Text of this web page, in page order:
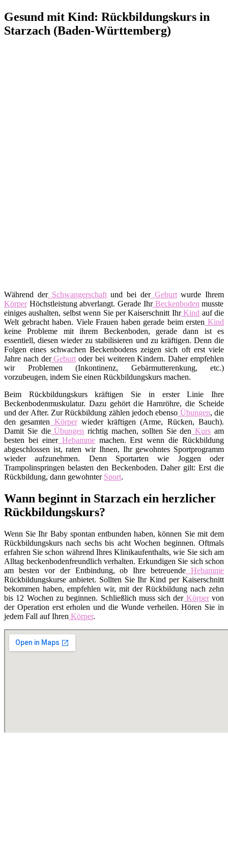
Gesund mit Kind: Rückbildungskurs in
Starzach (Baden-Württemberg)
Während derSchwangerschaftund bei derGeburtwurde Ihrem
KörperHöchstleistung abverlangt. Gerade IhrBeckenboden musste
einiges aushalten, selbst wenn Sie per Kaiserschnitt IhrKind auf die
Welt gebracht haben. Viele Frauen haben gerade beim ersten Kind
keine Probleme mit ihrem Beckenboden, gerade dann ist es
essentiell, diesen wieder zu stabilisieren und zu kräftigen. Denn die
Folgen eines schwachen Beckenbodens zeigen sich oft erst viele
Jahre nach derGeburt oder bei weiteren Kindern. Daher empfehlen
wir Problemen (Inkontinenz, Gebärmutterenkung, etc.)
vorzubeugen, indem Sie einen Rückbildungskurs machen.
Beim Rückbildungskurs kräftigen Sie in erster Linie Ihre
Beckenbodenmuskulatur. Dazu gehört die Harnröhre, die Scheide
und der After. Zur Rückbildung zählen jedoch ebenso Übungen, die
den gesamten Körperwieder kräftigen (Arme, Rücken, Bauch).
Damit Sie dieÜbungen richtig machen, sollten Sie den Kurs am
besten bei einerHebammemachen. Erst wenn die Rückbildung
abgeschlossen ist, raten wir Ihnen, Ihr gewohntes Sportprogramm
wieder aufzunehmen. Denn Sportarten wie Joggen oder
Trampolinspringen belasten den Beckenboden. Daher gilt: Erst die
Rückbildung, dann gewohnter Sport.
Wann beginnt in Starzach ein herzlicher
Rückbildungskurs?
Wenn Sie Ihr Baby spontan entbunden haben, können Sie mit dem
Rückbildungskurs nach sechs bis acht Wochen beginnen. Oftmals
erfahren Sie schon während Ihres Klinikaufenthalts, wie Sie sich am
Alltag beckenbodenfreundlich verhalten. Erkundigen Sie sich schon
am besten vor der Entbindung, ob Ihre betreuende Hebamme
Rückbildungskurse anbietet. Sollten Sie Ihr Kind per Kaiserschnitt
bekommen haben, empfehlen wir, mit der Rückbildung nach zehn
bis 12 Wochen zu beginnen. Schließlich muss sich derKörpervon
der Operation erst erholen und die Wunde verheilen. Hören Sie in
jedem Fall auf Ihren Körper.